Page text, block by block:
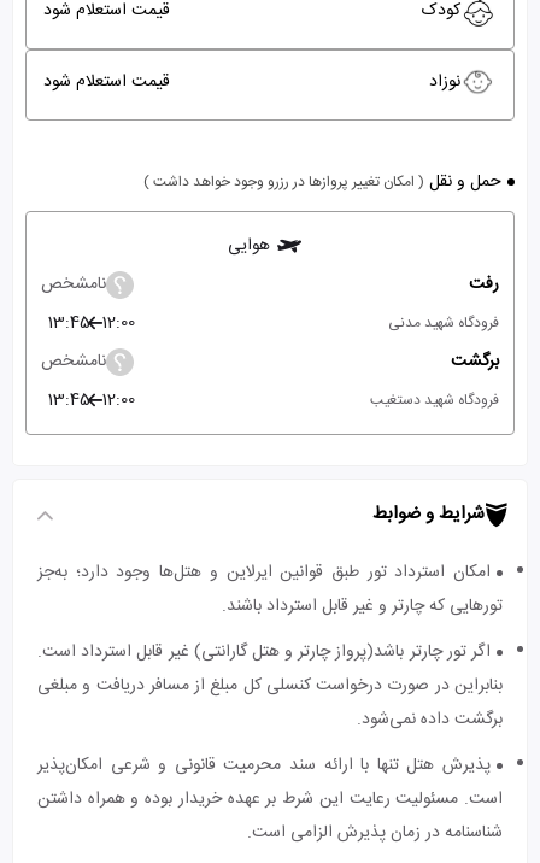
کودک قیمت استعلام شود
نوزاد قیمت استعلام شود
حمل و نقل ( امکان تغییر پروازها در رزرو وجود خواهد داشت )
هوایی
رفت
نامشخص
فرودگاه شهید مدنی 12:00
13:45
برگشت
نامشخص
فرودگاه شهید دستغیب 12:00
13:45
شرایط و ضوابط
امکان استرداد تور طبق قوانین ایرلاین و هتل‌ها وجود دارد؛ به‌جز
تورهایی که چارتر و غیر قابل استرداد باشند.
اگر تور چارتر باشد(پرواز چارتر و هتل گارانتی) غیر قابل استرداد است.
بنابراین در صورت درخواست کنسلی کل مبلغ از مسافر دریافت و مبلغی
برگشت داده نمی‌شود.
پذیرش هتل تنها با ارائه سند محرمیت قانونی و شرعی امکان‌پذیر
است. مسئولیت رعایت این شرط بر عهده خریدار بوده و همراه داشتن
شناسنامه در زمان پذیرش الزامی است.